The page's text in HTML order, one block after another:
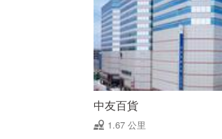
中友百貨
1.67 公里